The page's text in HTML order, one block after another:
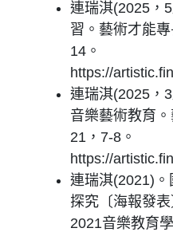
連瑞淇(2025，
習。藝術才能
14。
https://
連瑞淇(2025，
音樂藝術教育
21，7-8。
https://
連瑞淇(2021)
探究〔海報發
2021音樂教育